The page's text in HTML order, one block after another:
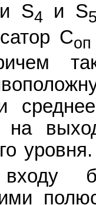
S4 и S
Соп
на